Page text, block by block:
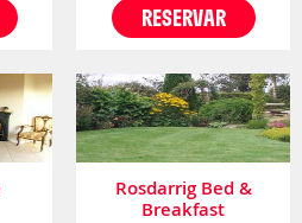
RESERVAR
Rosdarrig Bed &
Breakfast